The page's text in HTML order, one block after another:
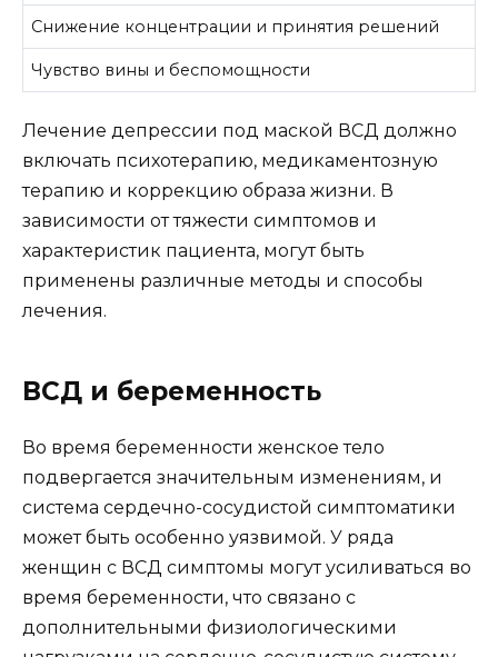
Снижение концентрации и принятия решений
Чувство вины и беспомощности
Лечение депрессии под маской ВСД должно
включать психотерапию, медикаментозную
терапию и коррекцию образа жизни. В
зависимости от тяжести симптомов и
характеристик пациента, могут быть
применены различные методы и способы
лечения.
ВСД и беременность
Во время беременности женское тело
подвергается значительным изменениям, и
система сердечно-сосудистой симптоматики
может быть особенно уязвимой. У ряда
женщин с ВСД симптомы могут усиливаться во
время беременности, что связано с
дополнительными физиологическими